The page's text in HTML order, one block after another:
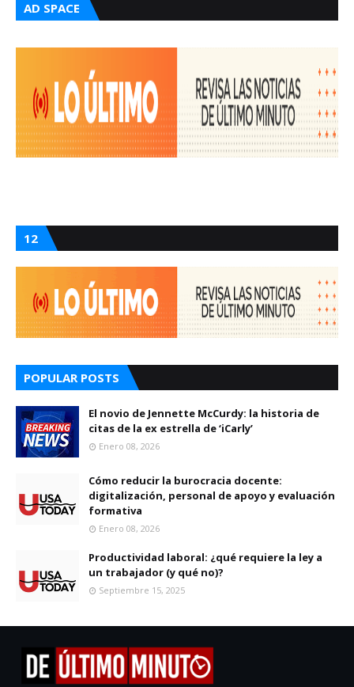
AD SPACE
12
POPULAR POSTS
El novio de Jennette McCurdy: la historia de
citas de la ex estrella de ‘iCarly’
Enero 08, 2026
Cómo reducir la burocracia docente:
digitalización, personal de apoyo y evaluación
formativa
Enero 08, 2026
Productividad laboral: ¿qué requiere la ley a
un trabajador (y qué no)?
Septiembre 15, 2025